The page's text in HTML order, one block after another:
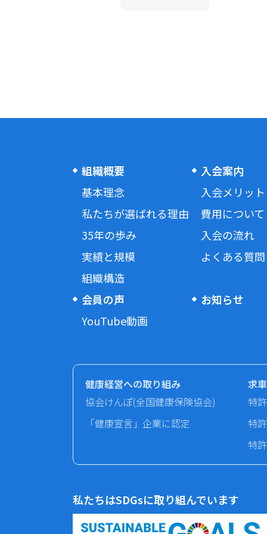
組織概要
基本理念
私たちが選ばれる理由
35年の歩み
実績と規模
組織構造
入会案内
入会メリット
費用について
入会の流れ
よくある質問
会員の声
YouTube動画
お知らせ
健康経営への取り組み
協会けんぽ(全国健康保険協会)
「健康宣言」企業に認定
求
特
特
特
私たちはSDGsに取り組んでいます